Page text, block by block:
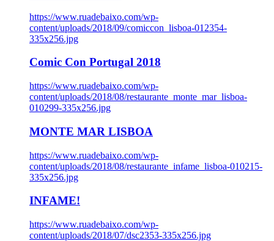
https://www.ruadebaixo.com/wp-
content/uploads/2018/09/comiccon_lisboa-012354-
335x256.jpg
Comic Con Portugal 2018
https://www.ruadebaixo.com/wp-
content/uploads/2018/08/restaurante_monte_mar_lisboa-
010299-335x256.jpg
MONTE MAR LISBOA
https://www.ruadebaixo.com/wp-
content/uploads/2018/08/restaurante_infame_lisboa-010215-
335x256.jpg
INFAME!
https://www.ruadebaixo.com/wp-
content/uploads/2018/07/dsc2353-335x256.jpg